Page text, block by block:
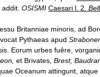
addit OSISMI Caesari l 2 Bell
Britanniae minoris ad
vocat Pythaeas apud
Eorum urbes fuêre
et Brivates Brest,
Oceanum attingunt atque